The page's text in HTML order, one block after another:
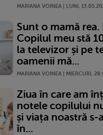
MARIANA VOINEA | LUNI,
Sunt o mamă rea.
Copilul meu stă
la televizor și pe
oamenii mă...
MARIANA VOINEA | MIERCURI,
Ziua în care am
notele copilului
și viața noastră s-
în...